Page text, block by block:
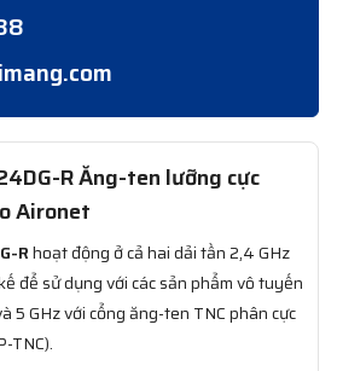
R Ăng-ten lưỡng cực
Aironet
Rhoạt động ở cả hai dải tần 2,4 GHz
để sử dụng với các sản phẩm vô tuyến
5 GHz với cổng ăng-ten TNC phân cực
TNC).